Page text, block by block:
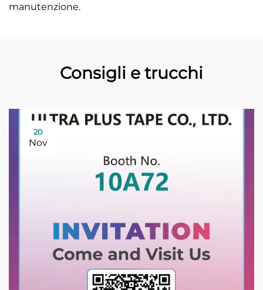
manutenzione.
Consigli e trucchi
20
Nov